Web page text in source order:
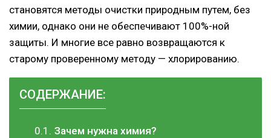
становятся методы очистки природным путем, без
химии, однако они не обеспечивают 100%-ной
защиты. И многие все равно возвращаются к
старому проверенному методу — хлорированию.
СОДЕРЖАНИЕ:
Зачем нужна химия?